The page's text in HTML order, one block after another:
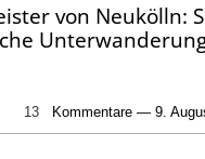
von Neukölln:
13 Kommentare — 9.